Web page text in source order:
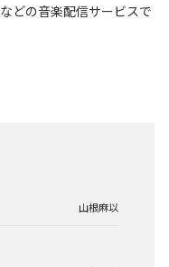
などの音楽配信サービスで
山根麻以